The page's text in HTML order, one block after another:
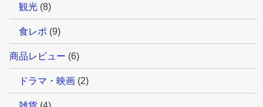
観光 (8)
食レポ (9)
商品レビュー (6)
ドラマ・映画 (2)